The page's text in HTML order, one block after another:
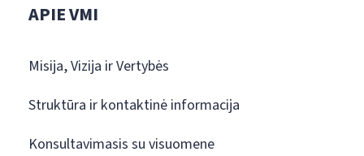
APIE VMI
Misija, Vizija ir Vertybės
Struktūra ir kontaktinė informacija
Konsultavimasis su visuomene